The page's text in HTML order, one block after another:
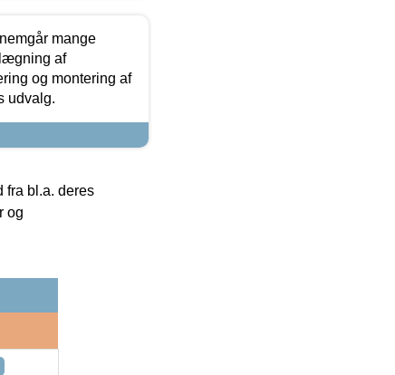
mange
af
og montering af
udvalg.
fra bl.a. deres
og